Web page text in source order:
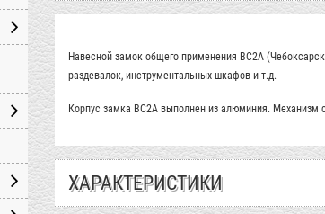
Навесной замок общего применения ВС2А
раздевалок, инструментальных шкафов и т.д.
Корпус замка ВС2А выполнен из алюминия. Механизм
ХАРАКТЕРИСТИКИ